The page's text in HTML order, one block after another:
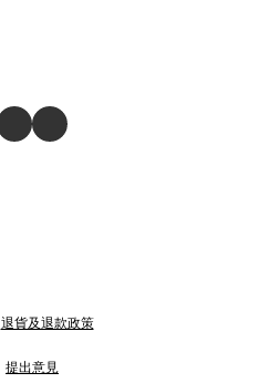
退貨及退款政策
提出意見